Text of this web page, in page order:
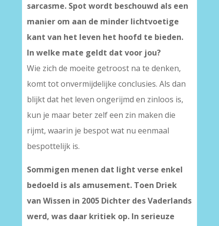
sarcasme. Spot wordt beschouwd als een
manier om aan de minder lichtvoetige
kant van het leven het hoofd te bieden.
In welke mate geldt dat voor jou?
Wie zich de moeite getroost na te denken,
komt tot onvermijdelijke conclusies. Als dan
blijkt dat het leven ongerijmd en zinloos is,
kun je maar beter zelf een zin maken die
rijmt, waarin je bespot wat nu eenmaal
bespottelijk is.
Sommigen menen dat light verse enkel
bedoeld is als amusement. Toen Driek
van Wissen in 2005 Dichter des Vaderlands
werd, was daar kritiek op. In serieuze